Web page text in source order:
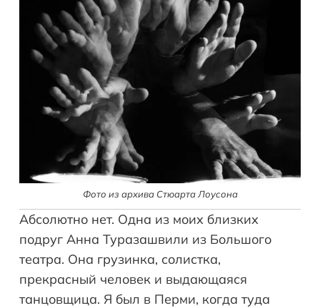
Фото из архива Стюарта Лоусона
Абсолютно нет. Одна из моих близких
подруг Анна Туразашвили из Большого
театра. Она грузинка, солистка,
прекрасный человек и выдающаяся
танцовщица. Я был в Перми, когда туда